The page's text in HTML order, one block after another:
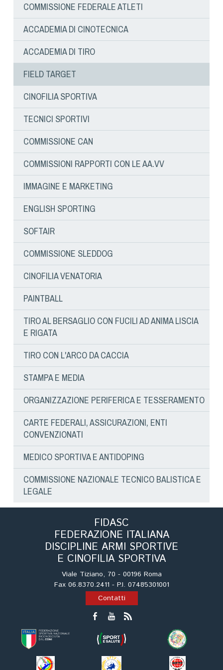
COMMISSIONE FEDERALE ATLETI
ACCADEMIA DI CINOTECNICA
ACCADEMIA DI TIRO
FIELD TARGET
CINOFILIA SPORTIVA
TECNICI SPORTIVI
COMMISSIONE CAN
COMMISSIONI RAPPORTI CON LE AA.VV
IMMAGINE E MARKETING
ENGLISH SPORTING
SOFTAIR
COMMISSIONE SLEDDOG
CINOFILIA VENATORIA
PAINTBALL
TIRO AL BERSAGLIO CON FUCILI AD ANIMA LISCIA
E RIGATA
TIRO CON L'ARCO DA CACCIA
STAMPA E MEDIA
ORGANIZZAZIONE PERIFERICA E TESSERAMENTO
CARTE FEDERALI, ASSICURAZIONI, ENTI
CONVENZIONATI
MEDICO SPORTIVA E ANTIDOPING
COMMISSIONE NAZIONALE TECNICO BALISTICA E
LEGALE
FIDASC
FEDERAZIONE ITALIANA
DISCIPLINE ARMI SPORTIVE
E CINOFILIA SPORTIVA
Viale Tiziano, 70 - 00196 Roma
Fax 06.8370.2411 - P.I. 07485301001
Contatti
Dog Triathlon
Hoopers
Mantrailing
Obedience
Ricerca Tartufo
Treibball
Ipo Delta
Freestyle
Protezione civile Sportiva
Sleddog